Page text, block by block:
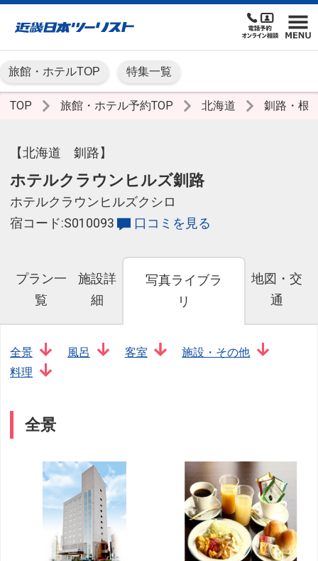
旅館・ホテルTOP 特集一覧
TOP 旅館・ホテル予約TOP 北海道 釧路・根
【北海道 釧路】
ホテルクラウンヒルズ釧路
ホテルクラウンヒルズクシロ
宿コード:S010093
口コミを見る
プラン一
覧
施設詳
細
写真ライブラ
リ
地図・交
通
全景 風呂 客室
施設・その他
料理
全景